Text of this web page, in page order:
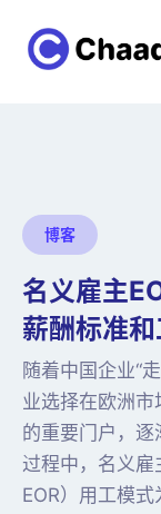
博客
名义雇主
薪酬标准
随着中国企业“
业选择在欧洲
的重要门户，
过程中，名义
EOR）用工模